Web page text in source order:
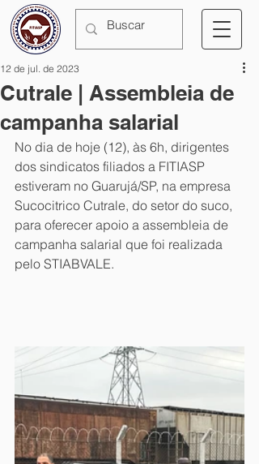
Cutrale | Assembleia de
campanha salarial
12 de jul. de 2023
No dia de hoje (12), às 6h, dirigentes
dos sindicatos filiados a FITIASP
estiveram no Guarujá/SP, na empresa
Sucocitrico Cutrale, do setor do suco,
para oferecer apoio a assembleia de
campanha salarial que foi realizada
pelo STIABVALE.